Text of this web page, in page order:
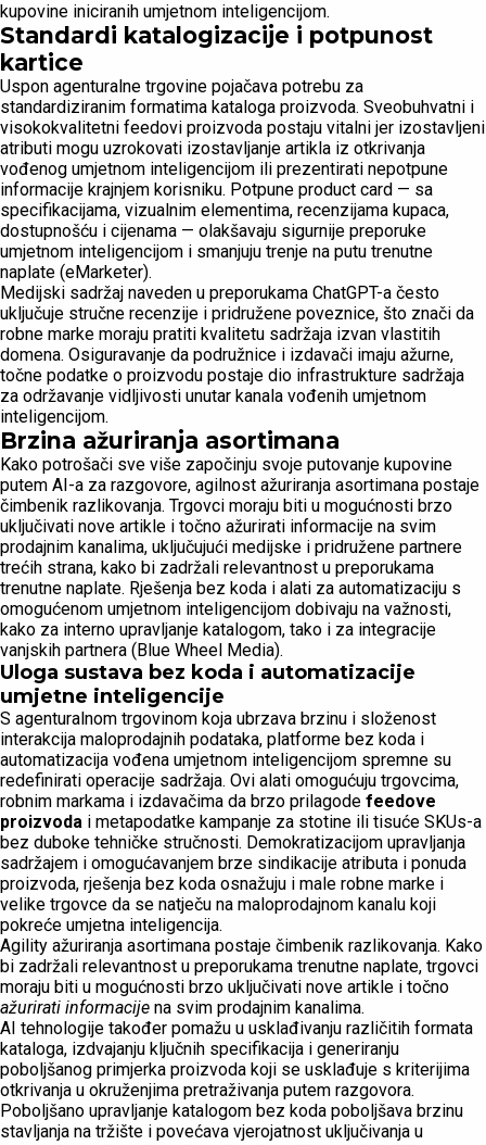
kupovine iniciranih umjetnom inteligencijom.
Standardi katalogizacije i potpunost
kartice
Uspon agenturalne trgovine pojačava potrebu za
standardiziranim formatima kataloga proizvoda. Sveobuhvatni i
visokokvalitetni feedovi proizvoda postaju vitalni jer izostavljeni
atributi mogu uzrokovati izostavljanje artikla iz otkrivanja
vođenog umjetnom inteligencijom ili prezentirati nepotpune
informacije krajnjem korisniku. Potpune product card — sa
specifikacijama, vizualnim elementima, recenzijama kupaca,
dostupnošću i cijenama — olakšavaju sigurnije preporuke
umjetnom inteligencijom i smanjuju trenje na putu trenutne
naplate (eMarketer).
Medijski sadržaj naveden u preporukama ChatGPT-a često
uključuje stručne recenzije i pridružene poveznice, što znači da
robne marke moraju pratiti kvalitetu sadržaja izvan vlastitih
domena. Osiguravanje da podružnice i izdavači imaju ažurne,
točne podatke o proizvodu postaje dio infrastrukture sadržaja
za održavanje vidljivosti unutar kanala vođenih umjetnom
inteligencijom.
Brzina ažuriranja asortimana
Kako potrošači sve više započinju svoje putovanje kupovine
putem AI-a za razgovore, agilnost ažuriranja asortimana postaje
čimbenik razlikovanja. Trgovci moraju biti u mogućnosti brzo
uključivati nove artikle i točno ažurirati informacije na svim
prodajnim kanalima, uključujući medijske i pridružene partnere
trećih strana, kako bi zadržali relevantnost u preporukama
trenutne naplate. Rješenja bez koda i alati za automatizaciju s
omogućenom umjetnom inteligencijom dobivaju na važnosti,
kako za interno upravljanje katalogom, tako i za integracije
vanjskih partnera (Blue Wheel Media).
Uloga sustava bez koda i automatizacije
umjetne inteligencije
S agenturalnom trgovinom koja ubrzava brzinu i složenost
interakcija maloprodajnih podataka, platforme bez koda i
automatizacija vođena umjetnom inteligencijom spremne su
redefinirati operacije sadržaja. Ovi alati omogućuju trgovcima,
robnim markama i izdavačima da brzo prilagode feedove
proizvoda i metapodatke kampanje za stotine ili tisuće SKUs-a
bez duboke tehničke stručnosti. Demokratizacijom upravljanja
sadržajem i omogućavanjem brze sindikacije atributa i ponuda
proizvoda, rješenja bez koda osnažuju i male robne marke i
velike trgovce da se natječu na maloprodajnom kanalu koji
pokreće umjetna inteligencija.
Agility ažuriranja asortimana postaje čimbenik razlikovanja. Kako
bi zadržali relevantnost u preporukama trenutne naplate, trgovci
moraju biti u mogućnosti brzo uključivati nove artikle i točno
ažurirati informacije na svim prodajnim kanalima.
AI tehnologije također pomažu u usklađivanju različitih formata
kataloga, izdvajanju ključnih specifikacija i generiranju
poboljšanog primjerka proizvoda koji se usklađuje s kriterijima
otkrivanja u okruženjima pretraživanja putem razgovora.
Poboljšano upravljanje katalogom bez koda poboljšava brzinu
stavljanja na tržište i povećava vjerojatnost uključivanja u